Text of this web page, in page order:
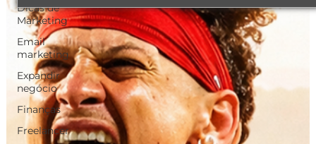
Dicas de
Marketing
Email
marketing
Expandir
negócio
Finanças
Freelancer